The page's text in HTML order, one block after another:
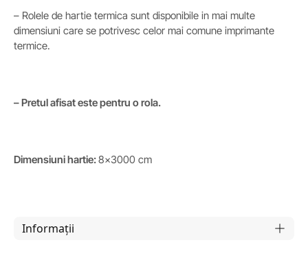
– Rolele de hartie termica sunt disponibile in mai multe
dimensiuni care se potrivesc celor mai comune imprimante
termice.
– Pretul afisat este pentru o rola.
Dimensiuni hartie:8×3000 cm
Informații